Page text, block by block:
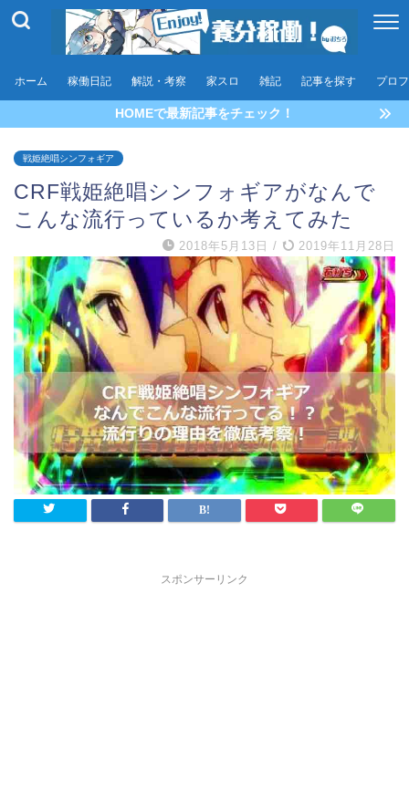
ホーム 稼働日記 解説・考察 家スロ 雑記 記事を探す プロ
HOMEで最新記事をチェック！
戦姫絶唱シンフォギア
CRF戦姫絶唱シンフォギアがなんで
こんな流行っているか考えてみた
2018年5月13日 / 2019年11月28日
スポンサーリンク